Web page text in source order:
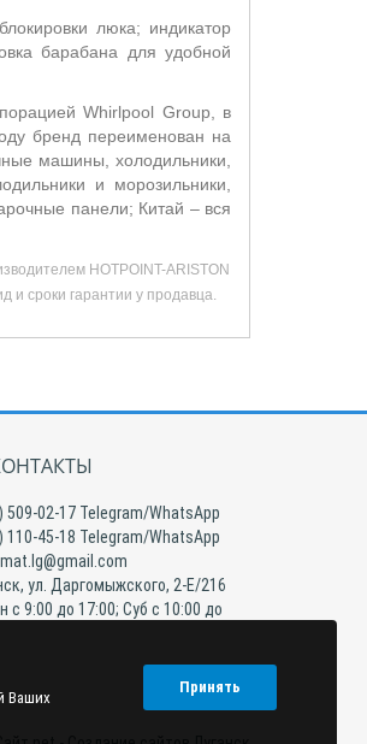
люка; индикатор
барабана для удобной
Whirlpool Group, в
бренд переименован на
машины, холодильники,
и морозильники,
панели; Китай – вся
HOTPOINT-ARISTON
и сроки гарантии у продавца.
509-02-17 Telegram/WhatsApp
110-45-18 Telegram/WhatsApp
ул. Даргомыжского, 2-Е/216
с 9:00 до 17:00; Суб с 10:00 до
Ваших
Принять